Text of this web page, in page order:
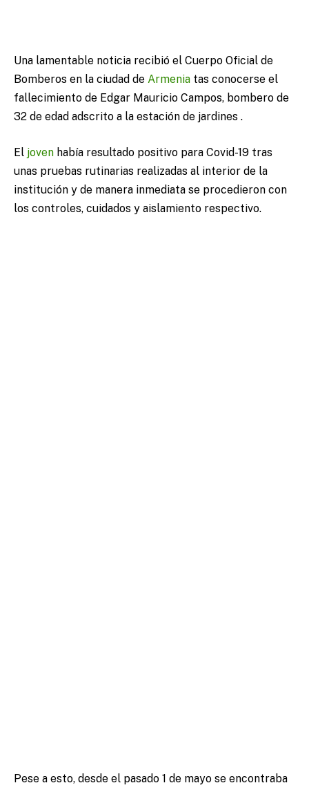
Una lamentable noticia recibió el Cuerpo Oficial de
Bomberos en la ciudad de Armenia tas conocerse el
fallecimiento de Edgar Mauricio Campos, bombero de
32 de edad adscrito a la estación de jardines .
El joven había resultado positivo para Covid-19 tras
unas pruebas rutinarias realizadas al interior de la
institución y de manera inmediata se procedieron con
los controles, cuidados y aislamiento respectivo.
Pese a esto, desde el pasado 1 de mayo se encontraba